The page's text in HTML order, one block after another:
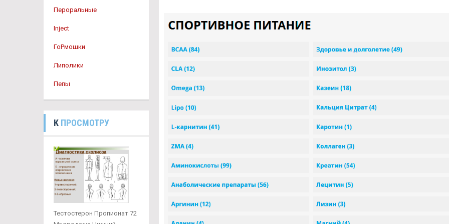
Пероральные
Inject
ГоРмошки
Липолики
Пепы
К ПРОСМОТРУ
Тестостерон Пропионат 72